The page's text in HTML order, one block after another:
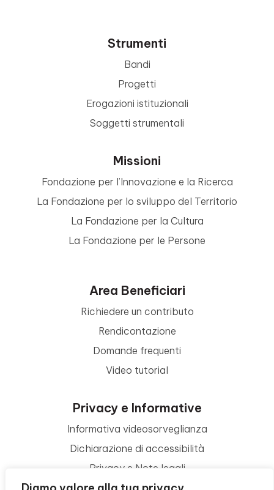
Strumenti
Bandi
Progetti
Erogazioni istituzionali
Soggetti strumentali
Missioni
Fondazione per l’Innovazione e la Ricerca
La Fondazione per lo sviluppo del Territorio
La Fondazione per la Cultura
La Fondazione per le Persone
Area Beneficiari
Richiedere un contributo
Rendicontazione
Domande frequenti
Video tutorial
Privacy e Informative
Informativa videosorveglianza
Dichiarazione di accessibilità
Privacy e Note legali
Termini di utilizzo